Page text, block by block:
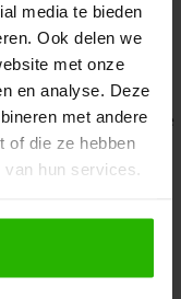
media te bieden
Ook delen we
met onze
en analyse. Deze
met andere
of die ze hebben
hun services.
Voordeeluitjes.nl
en
has occurred while
console for more